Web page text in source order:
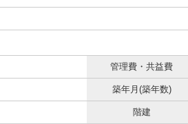
管理費・共益費
築年月(築年数)
階建